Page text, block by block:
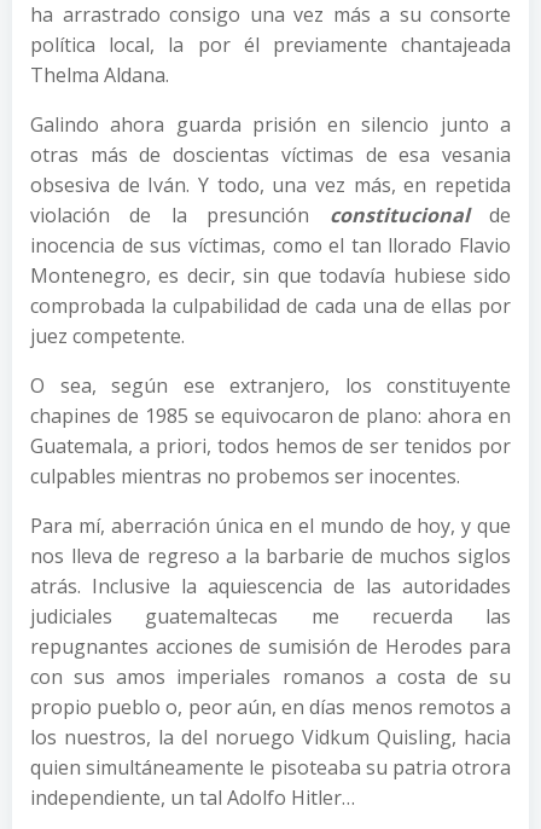
ha arrastrado consigo una vez más a su consorte
política local, la por él previamente chantajeada
Thelma Aldana.
Galindo ahora guarda prisión en silencio junto a
otras más de doscientas víctimas de esa vesania
obsesiva de Iván. Y todo, una vez más, en repetida
violación de la presunción constitucionalde
inocencia de sus víctimas, como el tan llorado Flavio
Montenegro, es decir, sin que todavía hubiese sido
comprobada la culpabilidad de cada una de ellas por
juez competente.
O sea, según ese extranjero, los constituyente
chapines de 1985 se equivocaron de plano: ahora en
Guatemala, a priori, todos hemos de ser tenidos por
culpables mientras no probemos ser inocentes.
Para mí, aberración única en el mundo de hoy, y que
nos lleva de regreso a la barbarie de muchos siglos
atrás. Inclusive la aquiescencia de las autoridades
judiciales guatemaltecas me recuerda las
repugnantes acciones de sumisión de Herodes para
con sus amos imperiales romanos a costa de su
propio pueblo o, peor aún, en días menos remotos a
los nuestros, la del noruego Vidkum Quisling, hacia
quien simultáneamente le pisoteaba su patria otrora
independiente, un tal Adolfo Hitler…